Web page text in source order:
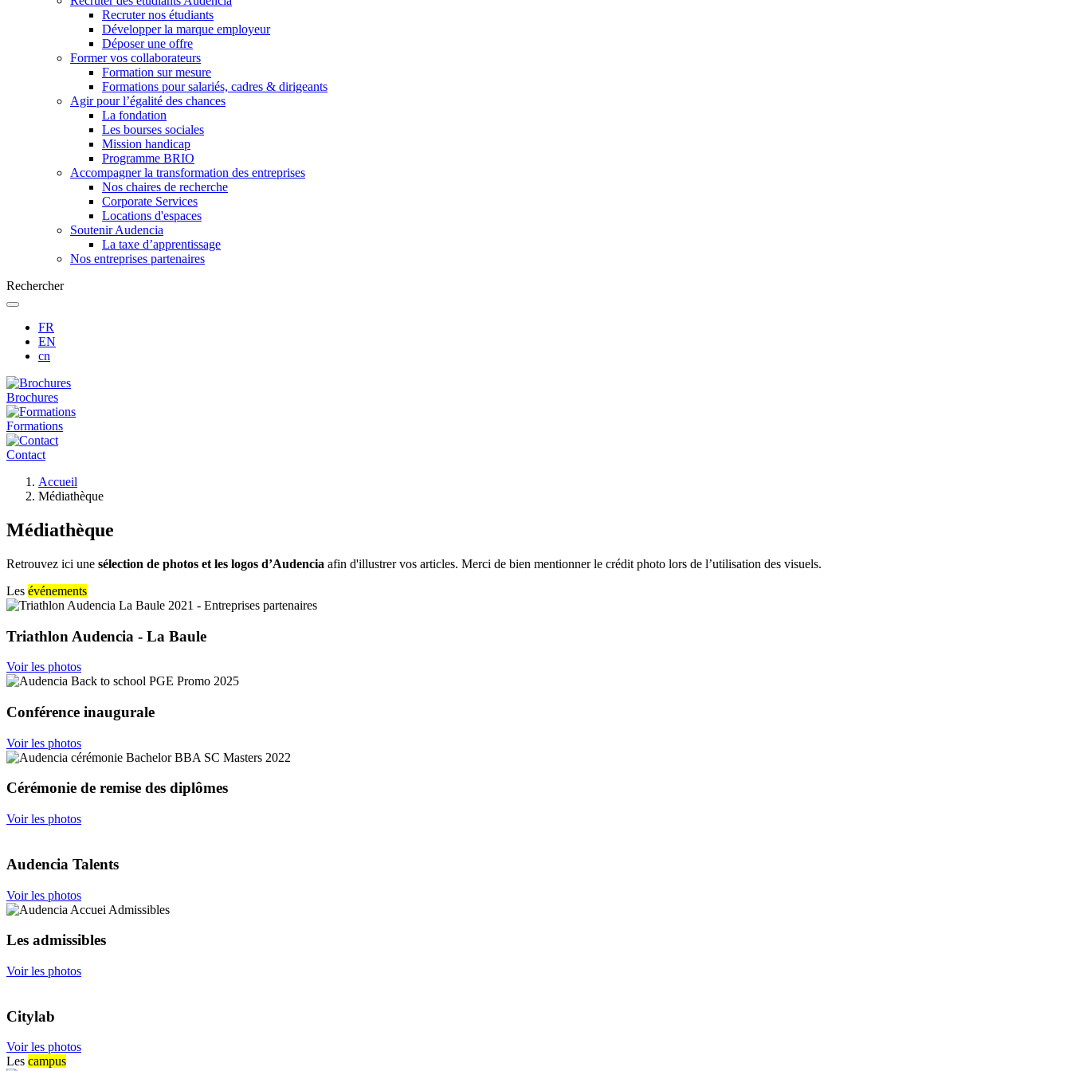
Recruter nos étudiants
Développer la marque employeur
Déposer une offre
Former vos collaborateurs
Formation sur mesure
Formations pour salariés, cadres & dirigeants
Agir pour l’égalité des chances
La fondation
Les bourses sociales
Mission handicap
Programme BRIO
Accompagner la transformation des entreprises
Nos chaires de recherche
Corporate Services
Locations d'espaces
Soutenir Audencia
La taxe d’apprentissage
Nos entreprises partenaires
Rechercher
FR
EN
cn
Brochures
Formations
Contact
d'Ariane
Accueil
Médiathèque
Médiathèque
Retrouvez ici une sélection de photos et les logos d’Audencia afin d'illustrer vos articles. Merci de bien mentionner le crédit photo lors de l’utilisation des visuels.
Les événements
Triathlon Audencia - La Baule
Voir les photos
Conférence inaugurale
Voir les photos
Cérémonie de remise des diplômes
Voir les photos
Audencia Talents
Voir les photos
Les admissibles
Voir les photos
Citylab
Voir les photos
Les campus